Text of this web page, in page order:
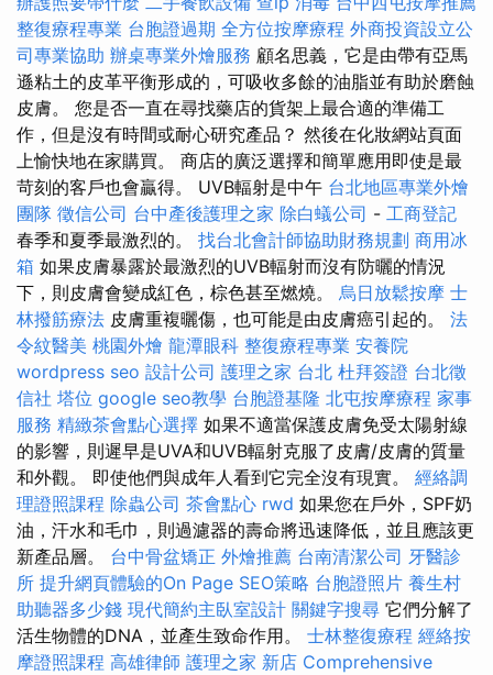
整復療程專業 台胞證過期 全方位按摩療程 外商投資設立公
司專業協助 辦桌專業外燴服務 顧名思義，它是由帶有亞馬
遜粘土的皮革平衡形成的，可吸收多餘的油脂並有助於磨蝕
皮膚。 您是否一直在尋找藥店的貨架上最合適的準備工
作，但是沒有時間或耐心研究產品？ 然後在化妝網站頁面
上愉快地在家購買。 商店的廣泛選擇和簡單應用即使是最
苛刻的客戶也會贏得。 UVB輻射是中午 台北地區專業外燴
團隊 徵信公司 台中產後護理之家 除白蟻公司 - 工商登記
春季和夏季最激烈的。 找台北會計師協助財務規劃 商用冰
箱 如果皮膚暴露於最激烈的UVB輻射而沒有防曬的情況
下，則皮膚會變成紅色，棕色甚至燃燒。 烏日放鬆按摩 士
林撥筋療法 皮膚重複曬傷，也可能是由皮膚癌引起的。 法
令紋醫美 桃園外燴 龍潭眼科 整復療程專業 安養院
wordpress seo 設計公司 護理之家 台北 杜拜簽證 台北徵
信社 塔位 google seo教學 台胞證基隆 北屯按摩療程 家事
服務 精緻茶會點心選擇 如果不適當保護皮膚免受太陽射線
的影響，則遲早是UVA和UVB輻射克服了皮膚/皮膚的質量
和外觀。 即使他們與成年人看到它完全沒有現實。 經絡調
理證照課程 除蟲公司 茶會點心 rwd 如果您在戶外，SPF奶
油，汗水和毛巾，則過濾器的壽命將迅速降低，並且應該更
新產品層。 台中骨盆矯正 外燴推薦 台南清潔公司 牙醫診
所 提升網頁體驗的On Page SEO策略 台胞證照片 養生村
助聽器多少錢 現代簡約主臥室設計 關鍵字搜尋 它們分解了
活生物體的DNA，並產生致命作用。 士林整復療程 經絡按
摩證照課程 高雄律師 護理之家 新店 Comprehensive